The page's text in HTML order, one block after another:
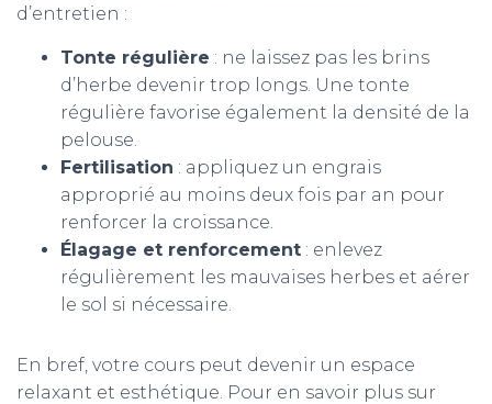
d’entretien :
Tonte régulière : ne laissez pas les brins
d’herbe devenir trop longs. Une tonte
régulière favorise également la densité de la
pelouse.
Fertilisation : appliquez un engrais
approprié au moins deux fois par an pour
renforcer la croissance.
Élagage et renforcement : enlevez
régulièrement les mauvaises herbes et aérer
le sol si nécessaire.
En bref, votre cours peut devenir un espace
relaxant et esthétique. Pour en savoir plus sur